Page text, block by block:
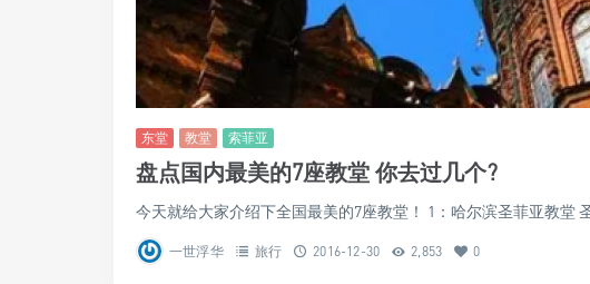
东堂 教堂 索菲亚
盘点国内最美的7座教堂 你去过几个?
今天就给大家介绍下全国最美的7座教堂！ 1：哈尔滨圣菲亚教堂
一世浮华 旅行 2016-12-30 2,853 0